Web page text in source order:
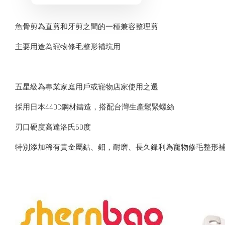
魚骨剪為直剪和牙剪之間的一種兼容整理剪
主要用途為寵物修毛整形補坑用
五星級為專業家庭用戶或寵物店家使用之選
採用日本440C鋼材鑄造，搭配台灣生產鬆緊螺絲
刃口硬度高達洛氏60度
特別添加稀有貴金屬鈷、鉬，耐磨、長久鋒利為寵物修毛整形